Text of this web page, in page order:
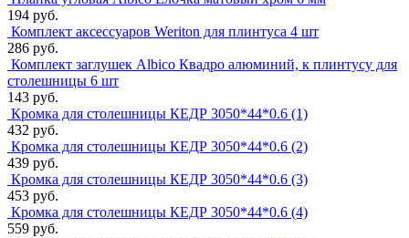
194 руб.
Комплект аксессуаров Weriton для плинтуса 4 шт
286 руб.
Комплект заглушек Albico Квадро алюминий, к плинтусу для
столешницы 6 шт
143 руб.
Кромка для столешницы КЕДР 3050*44*0.6 (1)
432 руб.
Кромка для столешницы КЕДР 3050*44*0.6 (2)
439 руб.
Кромка для столешницы КЕДР 3050*44*0.6 (3)
453 руб.
Кромка для столешницы КЕДР 3050*44*0.6 (4)
559 руб.